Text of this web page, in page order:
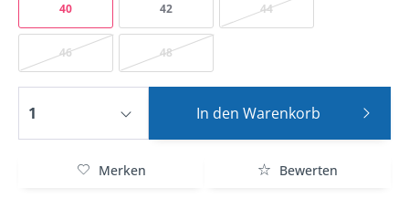
40 42 44
46 48
In den Warenkorb
Merken Bewerten